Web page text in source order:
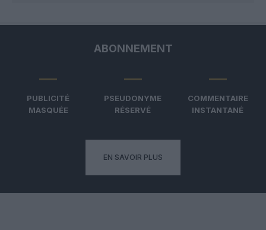
ABONNEMENT
PUBLICITÉ
MASQUÉE
PSEUDONYME
RÉSERVÉ
COMMENTAIRE
INSTANTANÉ
EN SAVOIR PLUS